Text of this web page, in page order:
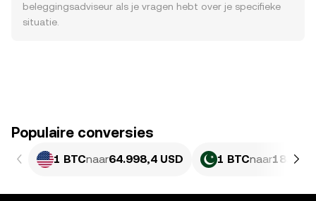
beleggingsadviseur als je vragen hebt over je specifieke
situatie.
Populaire conversies
1 BTCnaar64.998,4 USD 1 BTCnaar